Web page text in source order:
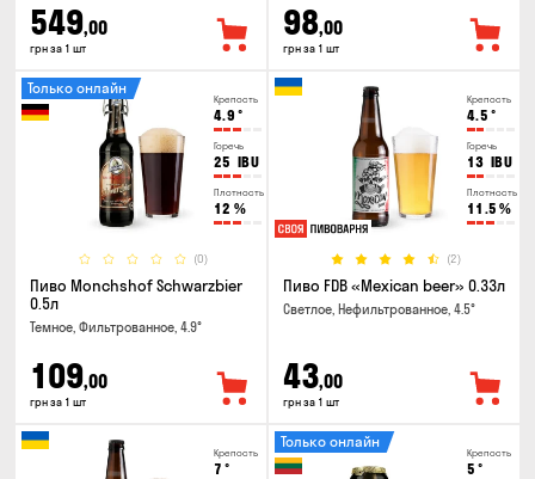
549,00
грн за 1 шт
98,00
грн за 1 шт
Крепость
4.9 °
Горечь
25 IBU
Плотность
12 %
(0)
Только онлайн
Пиво Monchshof Schwarzbier
0.5л
Темное, Фильтрованное, 4.9°
109,00
грн за 1 шт
Крепость
4.5 °
Горечь
13 IBU
Плотность
11.5 %
(2)
Пиво FDB «Mexican beer» 0.33л
Светлое, Нефильтрованное, 4.5°
43,00
грн за 1 шт
Крепость
7 °
Крепость
5 °
Только онлайн